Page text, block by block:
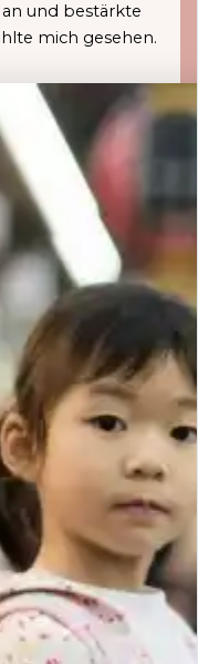
und bestärkte
mich gesehen.